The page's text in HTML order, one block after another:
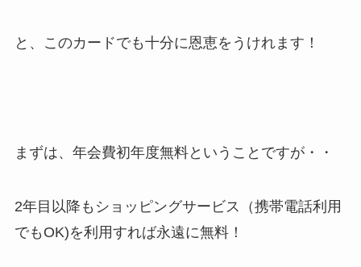
と、このカードでも十分に恩恵をうけれます！
まずは、年会費初年度無料ということですが・・
2年目以降もショッピングサービス（携帯電話利用
でもOK)を利用すれば永遠に無料！